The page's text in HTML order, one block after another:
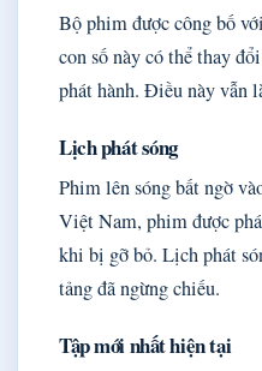
Bộ phim được công bố
con số này có thể thay
phát hành. Điều này vẫn
Lịch phát sóng
Phim lên sóng bất ngờ
Việt Nam, phim được
khi bị gỡ bỏ. Lịch phát
tảng đã ngừng chiếu.
Tập mới nhất hiện tại